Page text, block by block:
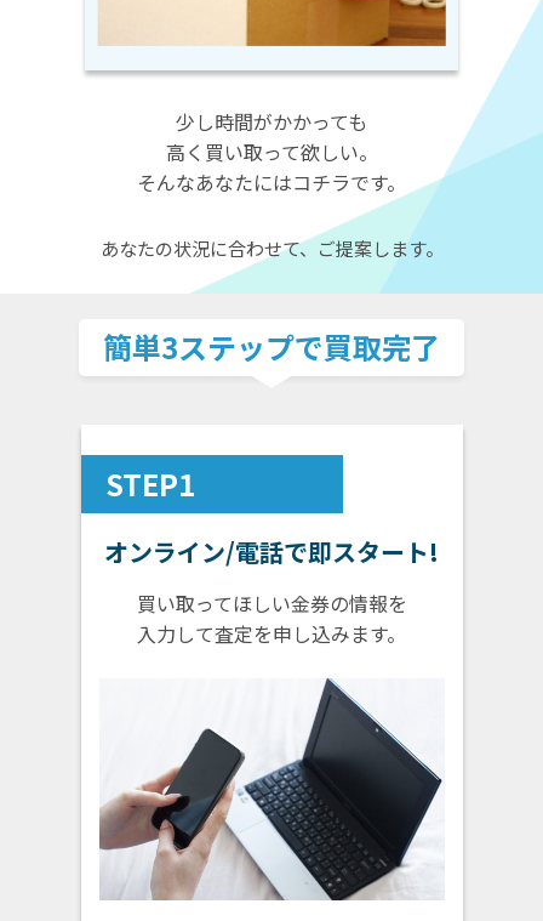
少し時間がかかっても
高く買い取って欲しい。
そんなあなたにはコチラです。
あなたの状況に合わせて、ご提案します。
簡単3ステップで買取完了
STEP1
オンライン/電話で即スタート!
買い取ってほしい金券の情報を
入力して査定を申し込みます。